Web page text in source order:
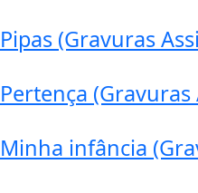
Pipas (Gravuras
Pertença (Gravuras
Minha infância